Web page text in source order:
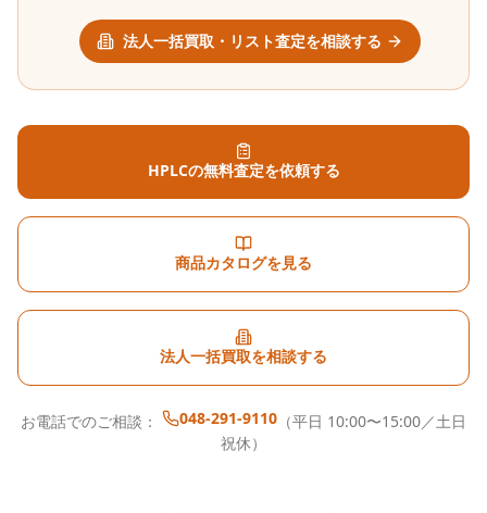
法人一括買取・リスト査定を相談する
HPLCの無料査定を依頼する
商品カタログを見る
法人一括買取を相談する
お電話でのご相談： 048-291-9110 （平日 10:00〜15:00／土日
祝休）